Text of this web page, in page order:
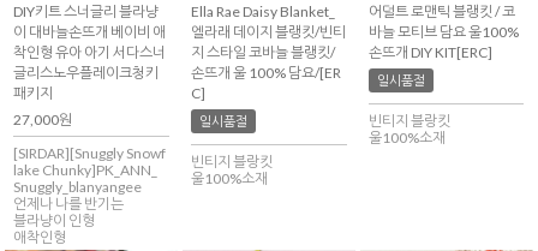
DIY키트 스너글리 블라냥
이 대바늘손뜨개 베이비 애
착인형 유아 아기 서다스너
글리스노우플레이크청키
패키지
27,000원
[SIRDAR][Snuggly Snowf
lake Chunky]PK_ANN_
Snuggly_blanyangee
언제나 나를 반기는
블라냥이 인형
애착인형
Ella Rae Daisy Blanket_
엘라래 데이지 블랭킷/빈티
지 스타일 코바늘 블랭킷/
손뜨개 울 100% 담요/[ER
C]
일시품절
빈티지 블랑킷
울100%소재
어덜트 로맨틱 블랭킷 / 코
바늘 모티브 담요 울100%
손뜨개 DIY KIT[ERC]
일시품절
빈티지 블랑킷
울100%소재